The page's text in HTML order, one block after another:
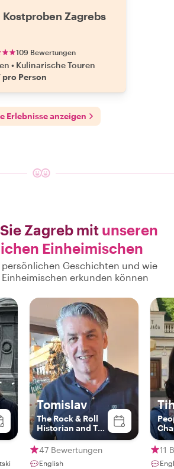
Kostproben Zagrebs
109 Bewertungen
• Kulinarische Touren
pro Person
Erlebnisse anzeigen
Zagreb mit unseren
Einheimischen
persönlichen Geschichten und wie
erkunden können
Tomislav
The Rock & Roll
Historian and The
Food Guru
47 Bewertungen
English
11